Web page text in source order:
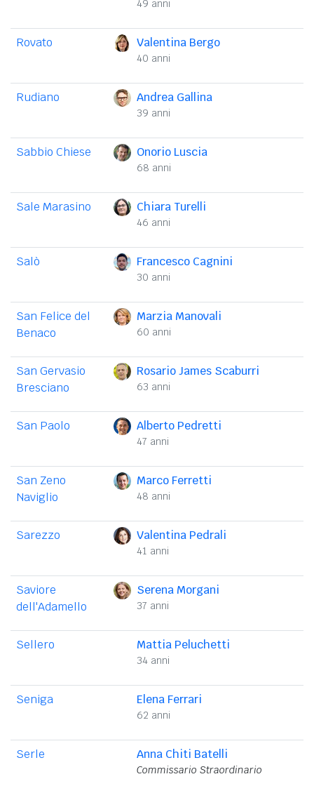
49 anni
Rovato Valentina Bergo
40 anni
Rudiano Andrea Gallina
39 anni
Sabbio Chiese Onorio Luscia
68 anni
Sale Marasino Chiara Turelli
46 anni
Salò Francesco Cagnini
30 anni
San Felice del
Benaco
Marzia Manovali
60 anni
San Gervasio
Bresciano
Rosario James Scaburri
63 anni
San Paolo Alberto Pedretti
47 anni
San Zeno
Naviglio
Marco Ferretti
48 anni
Sarezzo Valentina Pedrali
41 anni
Saviore
dell'Adamello
Serena Morgani
37 anni
Sellero Mattia Peluchetti
34 anni
Seniga Elena Ferrari
62 anni
Serle Anna Chiti Batelli
Commissario Straordinario